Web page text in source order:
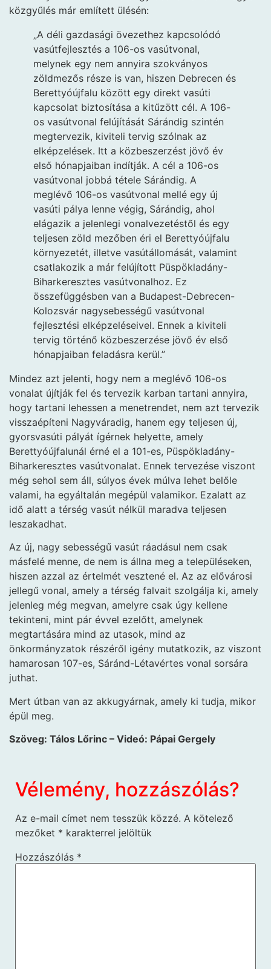
közgyűlés már említett ülésén:
„A déli gazdasági övezethez kapcsolódó
vasútfejlesztés a 106-os vasútvonal,
melynek egy nem annyira szokványos
zöldmezős része is van, hiszen Debrecen és
Berettyóújfalu között egy direkt vasúti
kapcsolat biztosítása a kitűzött cél. A 106-
os vasútvonal felújítását Sárándig szintén
megtervezik, kiviteli tervig szólnak az
elképzelések. Itt a közbeszerzést jövő év
első hónapjaiban indítják. A cél a 106-os
vasútvonal jobbá tétele Sárándig. A
meglévő 106-os vasútvonal mellé egy új
vasúti pálya lenne végig, Sárándig, ahol
elágazik a jelenlegi vonalvezetéstől és egy
teljesen zöld mezőben éri el Berettyóújfalu
környezetét, illetve vasútállomását, valamint
csatlakozik a már felújított Püspökladány-
Biharkeresztes vasútvonalhoz. Ez
összefüggésben van a Budapest-Debrecen-
Kolozsvár nagysebességű vasútvonal
fejlesztési elképzeléseivel. Ennek a kiviteli
tervig történő közbeszerzése jövő év első
hónapjaiban feladásra kerül.”
Mindez azt jelenti, hogy nem a meglévő 106-os
vonalat újítják fel és tervezik karban tartani annyira,
hogy tartani lehessen a menetrendet, nem azt tervezik
visszaépíteni Nagyváradig, hanem egy teljesen új,
gyorsvasúti pályát ígérnek helyette, amely
Berettyóújfalunál érné el a 101-es, Püspökladány-
Biharkeresztes vasútvonalat. Ennek tervezése viszont
még sehol sem áll, súlyos évek múlva lehet belőle
valami, ha egyáltalán megépül valamikor. Ezalatt az
idő alatt a térség vasút nélkül maradva teljesen
leszakadhat.
Az új, nagy sebességű vasút ráadásul nem csak
másfelé menne, de nem is állna meg a településeken,
hiszen azzal az értelmét vesztené el. Az az elővárosi
jellegű vonal, amely a térség falvait szolgálja ki, amely
jelenleg még megvan, amelyre csak úgy kellene
tekinteni, mint pár évvel ezelőtt, amelynek
megtartására mind az utasok, mind az
önkormányzatok részéről igény mutatkozik, az viszont
hamarosan 107-es, Sáránd-Létavértes vonal sorsára
juthat.
Mert útban van az akkugyárnak, amely ki tudja, mikor
épül meg.
Szöveg: Tálos Lőrinc – Videó: Pápai Gergely
Vélemény, hozzászólás?
Az e-mail címet nem tesszük közzé. A kötelező
mezőket * karakterrel jelöltük
Hozzászólás *